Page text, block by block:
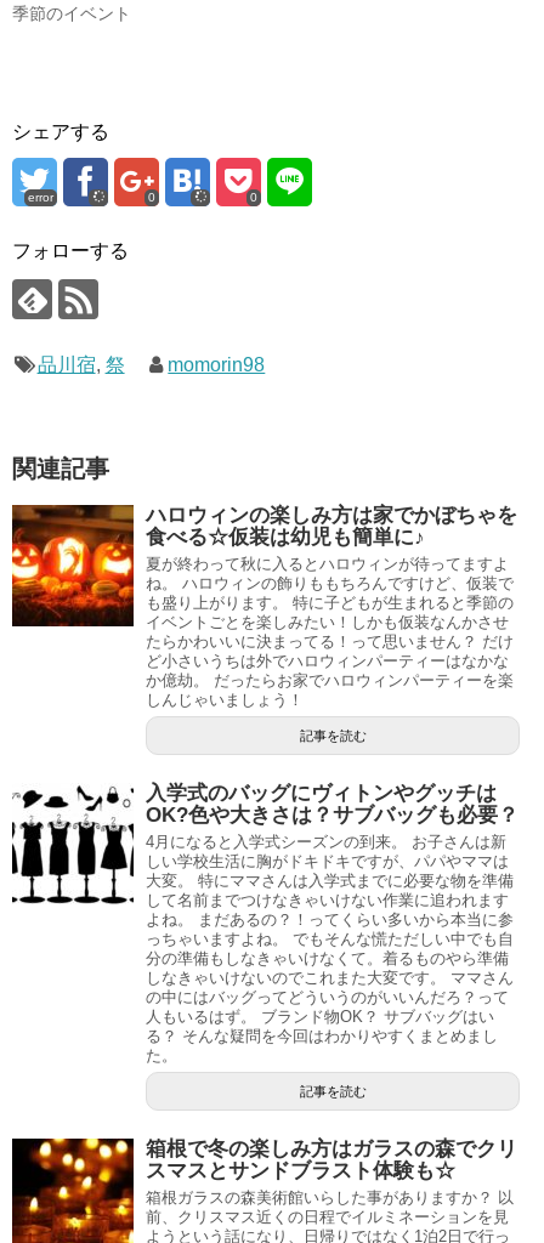
季節のイベント
シェアする
error 0 0
フォローする
品川宿, 祭 momorin98
関連記事
ハロウィンの楽しみ方は家でかぼちゃを
食べる☆仮装は幼児も簡単に♪
夏が終わって秋に入るとハロウィンが待ってますよ
ね。 ハロウィンの飾りももちろんですけど、仮装で
も盛り上がります。 特に子どもが生まれると季節の
イベントごとを楽しみたい！しかも仮装なんかさせ
たらかわいいに決まってる！って思いません？ だけ
ど小さいうちは外でハロウィンパーティーはなかな
か億劫。 だったらお家でハロウィンパーティーを楽
しんじゃいましょう！
記事を読む
入学式のバッグにヴィトンやグッチは
OK?色や大きさは？サブバッグも必要？
4月になると入学式シーズンの到来。 お子さんは新
しい学校生活に胸がドキドキですが、パパやママは
大変。 特にママさんは入学式までに必要な物を準備
して名前までつけなきゃいけない作業に追われます
よね。 まだあるの？！ってくらい多いから本当に参
っちゃいますよね。 でもそんな慌ただしい中でも自
分の準備もしなきゃいけなくて。着るものやら準備
しなきゃいけないのでこれまた大変です。 ママさん
の中にはバッグってどういうのがいいんだろ？って
人もいるはず。 ブランド物OK？ サブバッグはい
る？ そんな疑問を今回はわかりやすくまとめまし
た。
記事を読む
箱根で冬の楽しみ方はガラスの森でクリ
スマスとサンドブラスト体験も☆
箱根ガラスの森美術館いらした事がありますか？ 以
前、クリスマス近くの日程でイルミネーションを見
ようという話になり、日帰りではなく1泊2日で行っ